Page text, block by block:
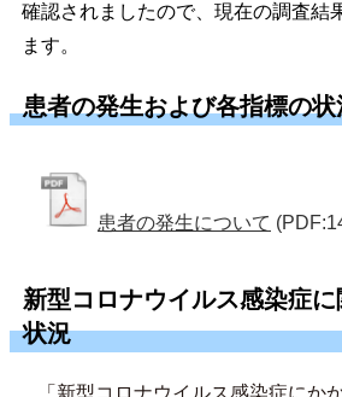
確認されましたので、現在の調査結
ます。
患者の発生および各指標の
患者の発生について
新型コロナウイルス感染症
状況
「新型コロナウイルス感染症にか